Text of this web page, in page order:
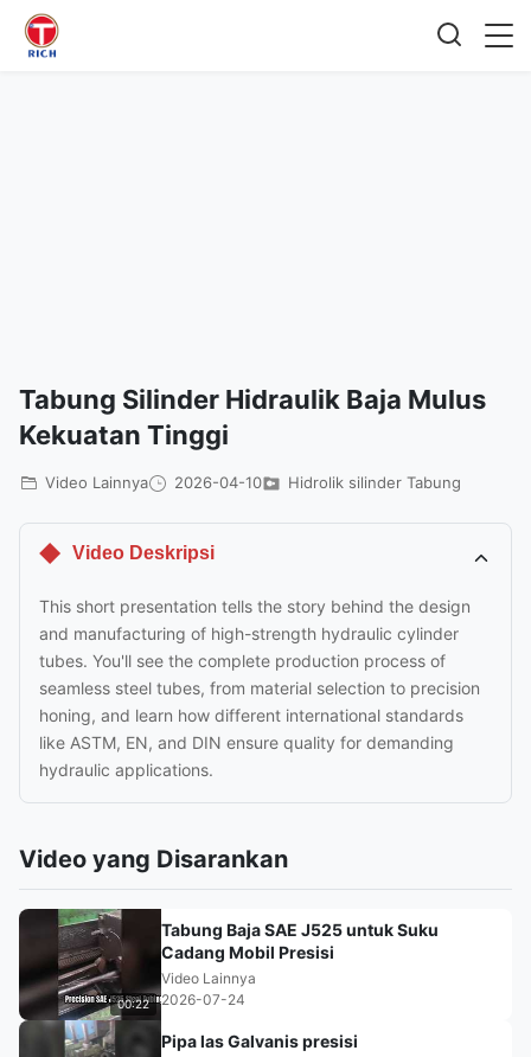
Tabung Silinder Hidraulik Baja Mulus
Kekuatan Tinggi
Video Lainnya 2026-04-10 Hidrolik silinder Tabung
Video Deskripsi
This short presentation tells the story behind the design
and manufacturing of high-strength hydraulic cylinder
tubes. You'll see the complete production process of
seamless steel tubes, from material selection to precision
honing, and learn how different international standards
like ASTM, EN, and DIN ensure quality for demanding
hydraulic applications.
Video yang Disarankan
00:22
Tabung Baja SAE J525 untuk Suku
Cadang Mobil Presisi
Video Lainnya
2026-07-24
Pipa las Galvanis presisi